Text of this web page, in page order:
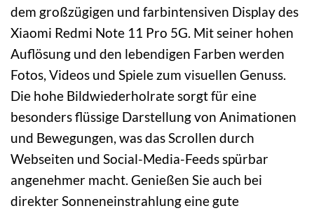
dem großzügigen und farbintensiven Display des
Xiaomi Redmi Note 11 Pro 5G. Mit seiner hohen
Auflösung und den lebendigen Farben werden
Fotos, Videos und Spiele zum visuellen Genuss.
Die hohe Bildwiederholrate sorgt für eine
besonders flüssige Darstellung von Animationen
und Bewegungen, was das Scrollen durch
Webseiten und Social-Media-Feeds spürbar
angenehmer macht. Genießen Sie auch bei
direkter Sonneneinstrahlung eine gute